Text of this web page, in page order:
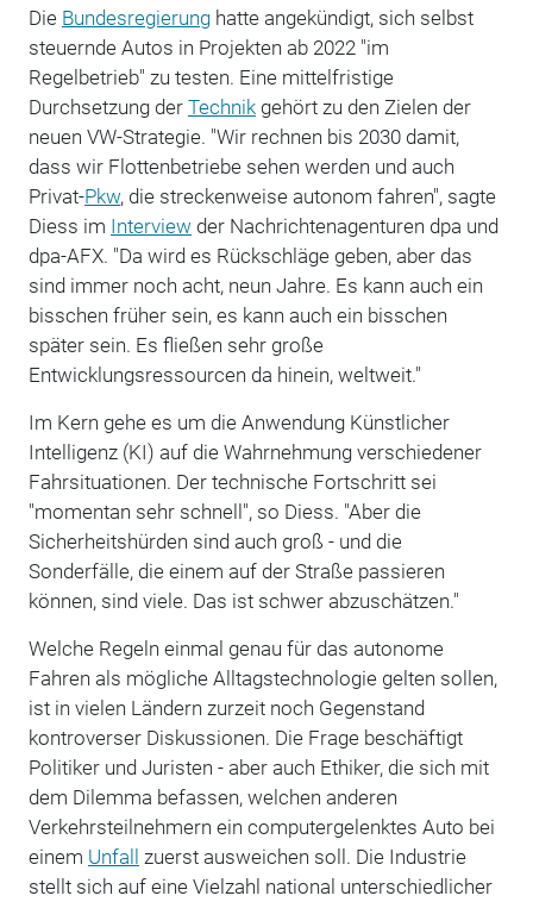
Die Bundesregierunghatte angekündigt, sich selbst
steuernde Autos in Projekten ab 2022 "im
Regelbetrieb" zu testen. Eine mittelfristige
Durchsetzung der Technikgehört zu den Zielen der
neuen VW-Strategie. "Wir rechnen bis 2030 damit,
dass wir Flottenbetriebe sehen werden und auch
Privat-Pkw, die streckenweise autonom fahren", sagte
Diess im Interview der Nachrichtenagenturen dpa und
dpa-AFX. "Da wird es Rückschläge geben, aber das
sind immer noch acht, neun Jahre. Es kann auch ein
bisschen früher sein, es kann auch ein bisschen
später sein. Es fließen sehr große
Entwicklungsressourcen da hinein, weltweit."
Im Kern gehe es um die Anwendung Künstlicher
Intelligenz (KI) auf die Wahrnehmung verschiedener
Fahrsituationen. Der technische Fortschritt sei
"momentan sehr schnell", so Diess. "Aber die
Sicherheitshürden sind auch groß - und die
Sonderfälle, die einem auf der Straße passieren
können, sind viele. Das ist schwer abzuschätzen."
Welche Regeln einmal genau für das autonome
Fahren als mögliche Alltagstechnologie gelten sollen,
ist in vielen Ländern zurzeit noch Gegenstand
kontroverser Diskussionen. Die Frage beschäftigt
Politiker und Juristen - aber auch Ethiker, die sich mit
dem Dilemma befassen, welchen anderen
Verkehrsteilnehmern ein computergelenktes Auto bei
einem Unfall zuerst ausweichen soll. Die Industrie
stellt sich auf eine Vielzahl national unterschiedlicher